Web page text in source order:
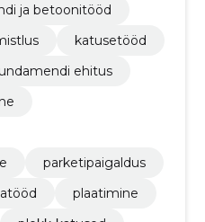
ja betoonitööd
katusetööd
ehitus
parketipaigaldus
plaatimine